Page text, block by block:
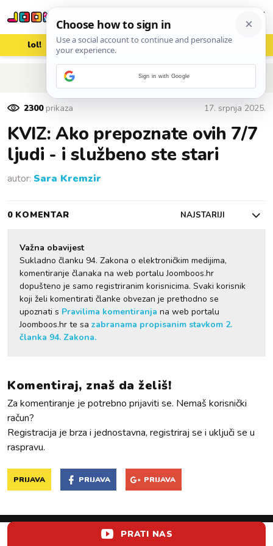
lol! aww vrh! woot?!
POVRATAK NA ČLANAK
2300prikaza 17. srpnja 2025.
KVIZ: Ako prepoznate ovih 7/7
ljudi - i službeno ste stari
autor: Sara Kremzir
0 KOMENTAR NAJSTARIJI
Važna obavijest
Sukladno članku 94. Zakona o elektroničkim medijima,
komentiranje članaka na web portalu Joomboos.hr
dopušteno je samo registriranim korisnicima. Svaki korisnik
koji želi komentirati članke obvezan je prethodno se
upoznati s Pravilima komentiranja na web portalu
Joomboos.hr te sa zabranama propisanim stavkom 2.
članka 94. Zakona.
Komentiraj, znaš da želiš!
Za komentiranje je potrebno prijaviti se. Nemaš korisnički
račun?
Registracija je brza i jednostavna, registriraj se i uključi se u
raspravu.
PRIJAVA PRIJAVA PRIJAVA
PRATI NAS
Sign in with Google